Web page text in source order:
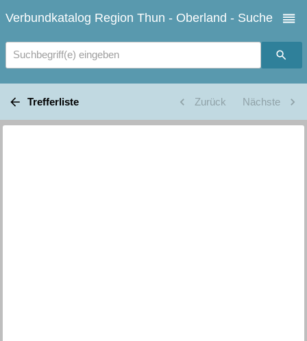
Verbundkatalog Region Thun - Oberland - Suche
Suchbegriff(e) eingeben
Trefferliste Zurück Nächste